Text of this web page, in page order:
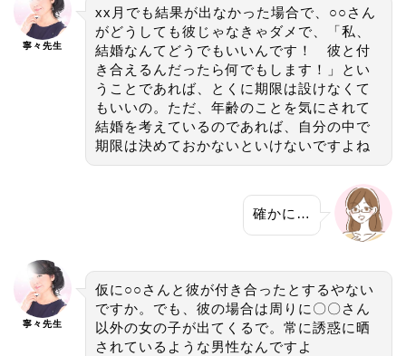
寧々先生
xx月でも結果が出なかった場合で、○○さん
がどうしても彼じゃなきゃダメで、「私、
結婚なんてどうでもいいんです！ 彼と付
き合えるんだったら何でもします！」とい
うことであれば、とくに期限は設けなくて
もいいの。ただ、年齢のことを気にされて
結婚を考えているのであれば、自分の中で
期限は決めておかないといけないですよね
確かに…
寧々先生
仮に○○さんと彼が付き合ったとするやない
ですか。でも、彼の場合は周りに〇〇さん
以外の女の子が出てくるで。常に誘惑に晒
されているような男性なんですよ